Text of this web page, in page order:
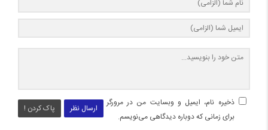
ارسال نظر پاک کردن !
ذخیره نام، ایمیل و وبسایت من در مرورگر
برای زمانی که دوباره دیدگاهی می‌نویسم.